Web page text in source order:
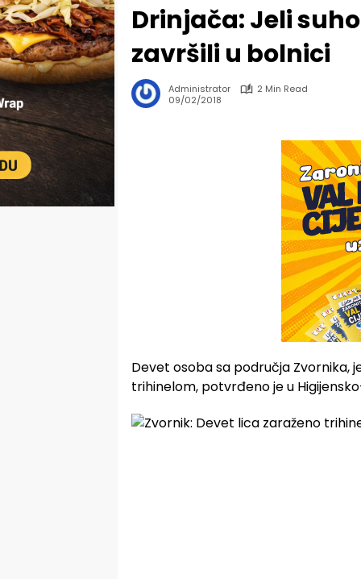
Drinjača: Jeli
završili u bolnici
Administrator
2 Min Read
09/02/2018
Devet osoba sa područja Zvornika,
trihinelom, potvrđeno je u